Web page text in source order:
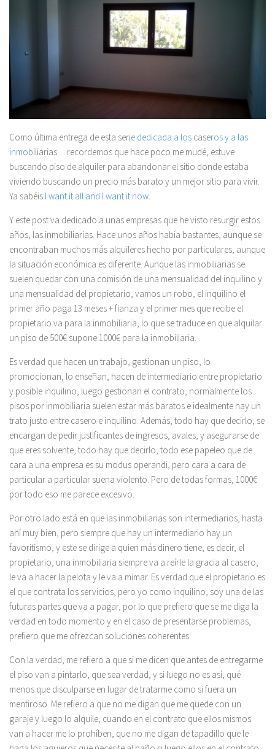
Como última entrega de esta serie dedicada a los caseros y a las
inmobiliarias… recordemos que hace poco me mudé, estuve
buscando piso de alquiler para abandonar el sitio donde estaba
viviendo buscando un precio más barato y un mejor sitio para vivir.
Ya sabéis I want it all and I want it now
Y este post va dedicado a unas empresas que he visto resurgir estos
años, las inmobiliarias. Hace unos años había bastantes, aunque se
encontraban muchos más alquileres hecho por particulares, aunque
la situación económica es diferente. Aunque las inmobiliarias se
suelen quedar con una comisión de una mensualidad del inquilino y
una mensualidad del propietario, vamos un robo, el inquilino el
primer año paga 13 meses + fianza y el primer mes que recibe el
propietario va para la inmobiliaria, lo que se traduce en que alquilar
un piso de 500€ supone 1000€ para la inmobiliaria.
Es verdad que hacen un trabajo, gestionan un piso, lo
promocionan, lo enseñan, hacen de intermediario entre propietario
y posible inquilino, luego gestionan el contrato, normalmente los
pisos por inmobiliaria suelen estar más baratos e idealmente hay un
trato justo entre casero e inquilino. Además, todo hay que decirlo, se
encargan de pedir justificantes de ingresos, avales, y asegurarse de
que eres solvente, todo hay que decirlo, todo ese papeleo que de
cara a una empresa es su modus operandi, pero cara a cara de
particular a particular suena violento. Pero de todas formas, 1000€
por todo eso me parece excesivo.
Por otro lado está en que las inmobiliarias son intermediarios, hasta
ahí muy bien, pero siempre que hay un intermediario hay un
favoritismo, y este se dirige a quien más dinero tiene, es decir, el
propietario, una inmobiliaria siempre va a reírle la gracia al casero,
le va a hacer la pelota y le va a mimar. Es verdad que el propietario es
el que contrata los servicios, pero yo como inquilino, soy una de las
futuras partes que va a pagar, por lo que prefiero que se me diga la
verdad en todo momento y en el caso de presentarse problemas,
prefiero que me ofrezcan soluciones coherentes.
Con la verdad, me refiero a que si me dicen que antes de entregarme
el piso van a pintarlo, que sea verdad, y si luego no es así, qué
menos que disculparse en lugar de tratarme como si fuera un
mentiroso. Me refiero a que no me digan que me quede con un
garaje y luego lo alquile, cuando en el contrato que ellos mismos
van a hacer me lo prohíben, que no me digan de tapadillo que le